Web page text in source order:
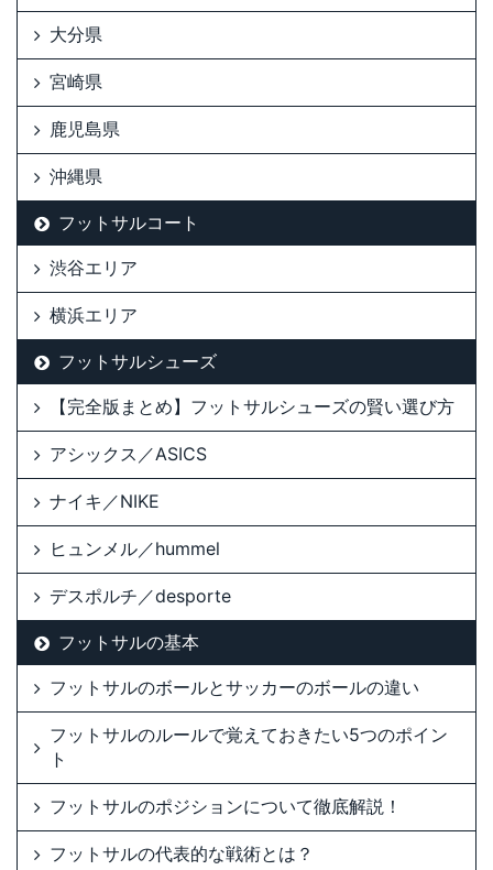
大分県
宮崎県
鹿児島県
沖縄県
フットサルコート
渋谷エリア
横浜エリア
フットサルシューズ
【完全版まとめ】フットサルシューズの賢い選び方
アシックス／ASICS
ナイキ／NIKE
ヒュンメル／hummel
デスポルチ／desporte
フットサルの基本
フットサルのボールとサッカーのボールの違い
フットサルのルールで覚えておきたい5つのポイン
ト
フットサルのポジションについて徹底解説！
フットサルの代表的な戦術とは？